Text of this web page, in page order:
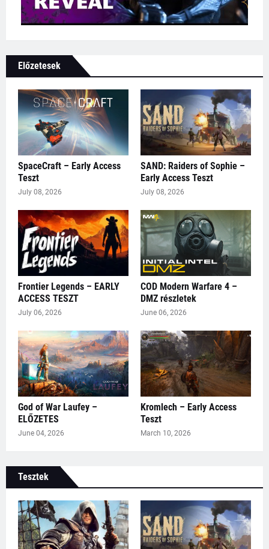
Előzetesek
SpaceCraft – Early Access
Teszt
July 08, 2026
SAND: Raiders of Sophie –
Early Access Teszt
July 08, 2026
Frontier Legends – EARLY
ACCESS TESZT
July 06, 2026
COD Modern Warfare 4 –
DMZ részletek
June 06, 2026
God of War Laufey –
ELŐZETES
June 04, 2026
Kromlech – Early Access
Teszt
March 10, 2026
Tesztek